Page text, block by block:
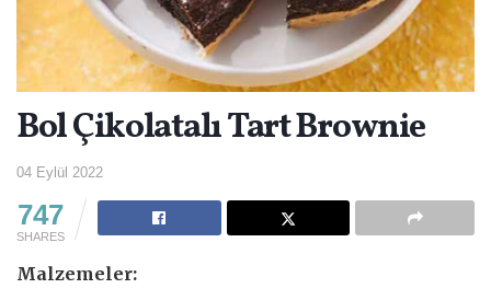
Bol Çikolatalı Tart Brownie
04 Eylül 2022
747
SHARES
Malzemeler: